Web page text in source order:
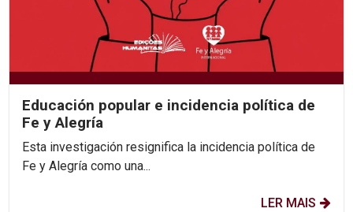
Educación popular e incidencia política de
Fe y Alegría
Esta investigación resignifica la incidencia política de
Fe y Alegría como una...
LER MAIS